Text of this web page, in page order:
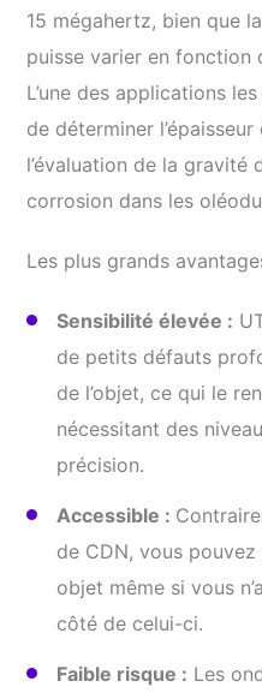
15 mégahertz, bien que
puisse varier en fonction
L’une des applications
de déterminer
l’évaluation de la gravité
corrosion dans les
Les plus grands
Sensibilité élevée :
de petits défauts
de l’objet, ce qui le
nécessitant des
précision.
Accessible :
de CDN, vous
objet même si vous
côté de celui-ci.
Faible risque : Les